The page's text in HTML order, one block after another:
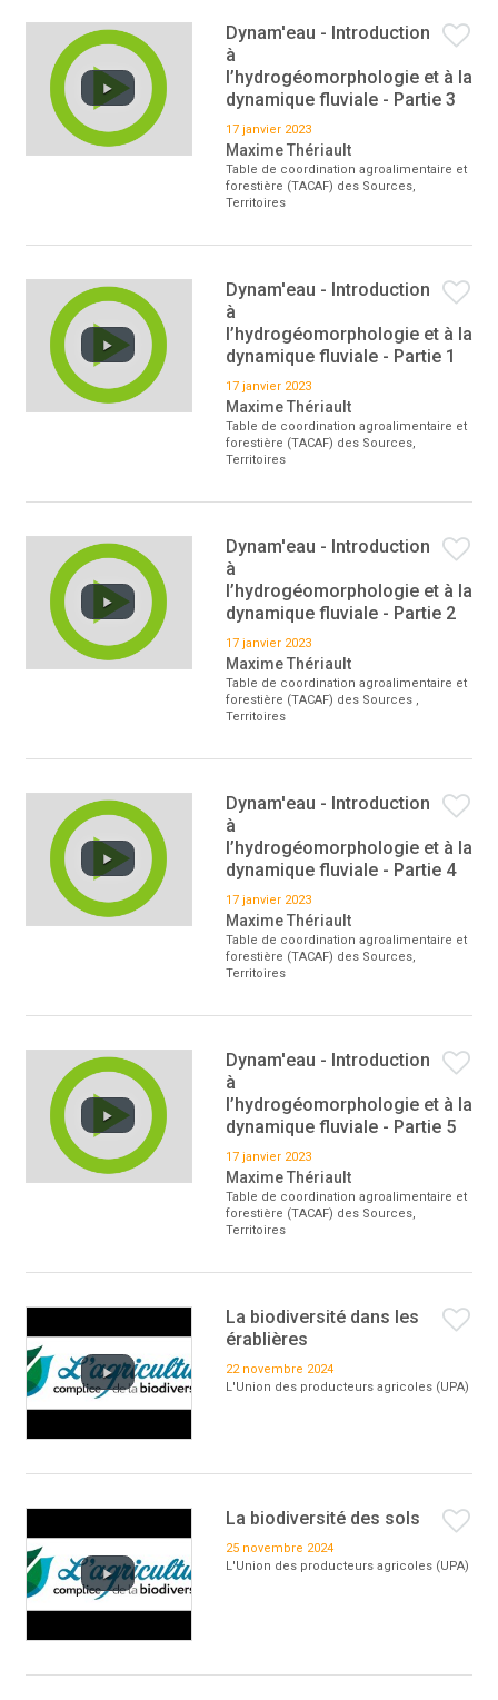
Dynam'eau - Introduction
à
l’hydrogéomorphologie et à la
dynamique fluviale - Partie 3
17 janvier 2023
Maxime Thériault
Table de coordination agroalimentaire et
forestière (TACAF) des Sources,
Territoires
Dynam'eau - Introduction
à
l’hydrogéomorphologie et à la
dynamique fluviale - Partie 1
17 janvier 2023
Maxime Thériault
Table de coordination agroalimentaire et
forestière (TACAF) des Sources,
Territoires
Dynam'eau - Introduction
à
l’hydrogéomorphologie et à la
dynamique fluviale - Partie 2
17 janvier 2023
Maxime Thériault
Table de coordination agroalimentaire et
forestière (TACAF) des Sources ,
Territoires
Dynam'eau - Introduction
à
l’hydrogéomorphologie et à la
dynamique fluviale - Partie 4
17 janvier 2023
Maxime Thériault
Table de coordination agroalimentaire et
forestière (TACAF) des Sources,
Territoires
Dynam'eau - Introduction
à
l’hydrogéomorphologie et à la
dynamique fluviale - Partie 5
17 janvier 2023
Maxime Thériault
Table de coordination agroalimentaire et
forestière (TACAF) des Sources,
Territoires
La biodiversité dans les
érablières
22 novembre 2024
L'Union des producteurs agricoles (UPA)
La biodiversité des sols
25 novembre 2024
L'Union des producteurs agricoles (UPA)